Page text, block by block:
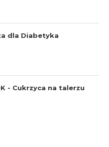
dla Diabetyka
- Cukrzyca na talerzu